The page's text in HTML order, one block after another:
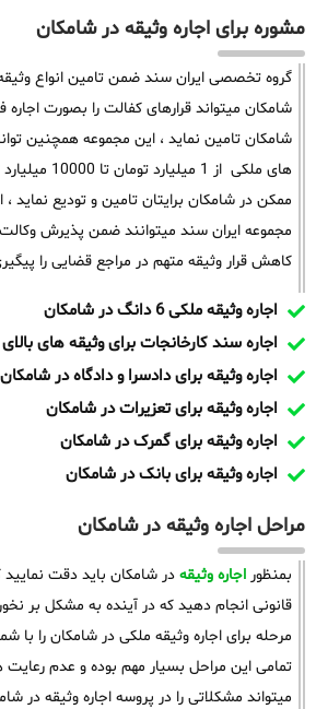
مشوره برای اجاره وثیقه در شامکان
گروه تخصصی ایران سند ضمن تامین انواع
شامکان میتواند قرارهای کفالت را بصورت
شامکان تامین نماید ، این مجموعه همچنین
های ملکی از 1
ممکن در شامکان برایتان تامین و تودیع نماید
مجموعه ایران سند میتوانند ضمن پذیرش وکالت
کاهش قرار وثیقه متهم در مراجع قضایی را
اجاره وثیقه ملکی 6 دانگ در شامکان
اجاره سند کارخانجات برای وثیقه های بالای 1000 میلیارد در
اجاره وثیقه برای دادسرا و دادگاه در شامکان
اجاره وثیقه برای تعزیرات در شامکان
اجاره وثیقه برای گمرک در شامکان
اجاره وثیقه برای بانک در شامکان
مراحل اجاره وثیقه در شامکان
بمنظور اجاره وثیقه در شامکان باید دقت نمایید
مرحله برای اجاره وثیقه ملکی در شامکان را با
تمامی این مراحل بسیار مهم بوده و عدم
میتواند مشکلاتی را در پروسه اجاره وثیقه در